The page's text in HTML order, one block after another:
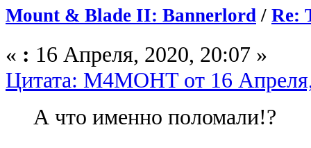
Mount & Blade II: Bannerlord / Re:
« : 16 Апреля, 2020, 20:07 »
Цитата: M4MOHT от 16
А что именно поломали!?